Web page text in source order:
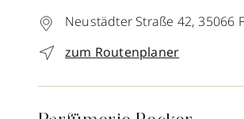
Neustädter Straße 42, 35066
zum Routenplaner